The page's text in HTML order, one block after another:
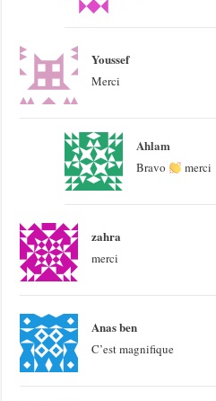
Youssef
Merci
Ahlam
Bravo merci
zahra
merci
Anas ben
C’est magnifique